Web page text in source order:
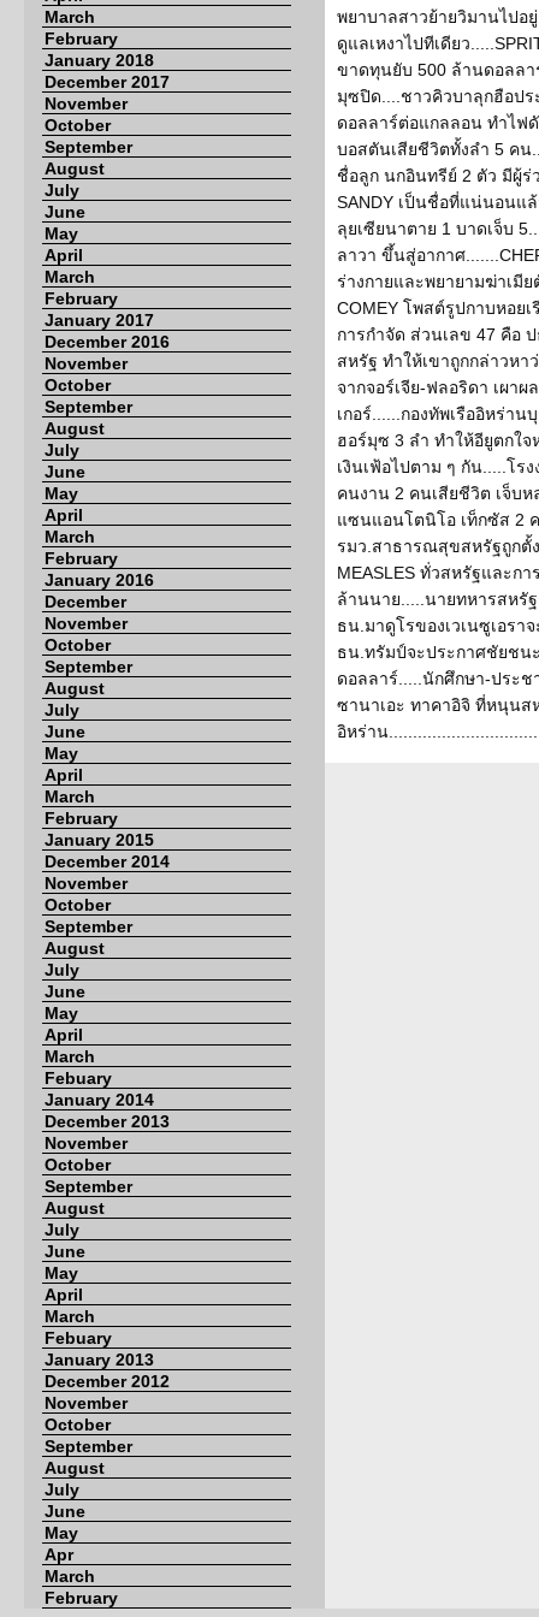
March
February
January 2018
December 2017
November
October
September
August
July
June
May
April
March
February
January 2017
December 2016
November
October
September
August
July
June
May
April
March
February
January 2016
December
November
October
September
August
July
June
May
April
March
February
January 2015
December 2014
November
October
September
August
July
June
May
April
March
Febuary
January 2014
December 2013
November
October
September
August
July
June
May
April
March
Febuary
January 2013
December 2012
November
October
September
August
July
June
May
Apr
March
February
พยาบาลสาวย้ายวิมานไปอ
ดูแลเหงาไปทีเดียว
ขาดทุนยับ 500 ล้านดอลลา
มุซปิด....ชาวคิวบาลุกฮือปร
ดอลลาร์ต่อแกลลอน ทำไฟ
บอสตันเสียชีวิตทั้งลำ 5 คน
ชื่อลูก นกอินทรีย์ 2 ตัว มีผู้ร่
SANDY เป็นชื่อที่แน่นอนแ
ลุยเซียนาตาย 1 บาดเจ็บ
ลาวา ขึ้นสู่อากาศ
ร่างกายและพยายามฆ่าเมีย
COMEY โพสต์รูปกาบหอย
การกำจัด ส่วนเลข 47 คือ
สหรัฐ ทำให้เขาถูกกล่าวห
จากจอร์เจีย-ฟลอริดา เผา
เกอร์......กองทัพเรืออิหร่า
ฮอร์มุซ 3 ลำ ทำให้อียูตกใ
เงินเฟ้อไปตาม ๆ กัน.....โร
คนงาน 2 คนเสียชีวิต เจ็บ
แซนแอนโตนิโอ เท็กซัส 2 ค
รมว.สาธารณสุขสหรัฐถูกตั้
MEASLES ทั่วสหรัฐและก
ล้านนาย.....นายทหารสหรั
ธน.มาดูโรของเวเนซูเอร
ธน.ทรัมป์จะประกาศชัยชน
ดอลลาร์.....นักศึกษา-ประ
ซานาเอะ ทาคาอิจิ ที่หนุนส
อิหร่าน